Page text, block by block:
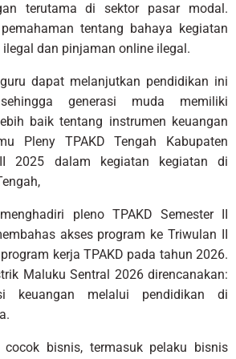
terutama di sektor pasar modal.
tentang bahaya kegiatan
dan pinjaman online ilegal.
dapat melanjutkan pendidikan ini
generasi muda memiliki
baik tentang instrumen keuangan
Pleny TPAKD Tengah Kabupaten
2025 dalam kegiatan kegiatan di
pleno TPAKD Semester II
akses program ke Triwulan II
kerja TPAKD pada tahun 2026.
Maluku Sentral 2026 direncanakan:
keuangan melalui pendidikan di
bisnis, termasuk pelaku bisnis